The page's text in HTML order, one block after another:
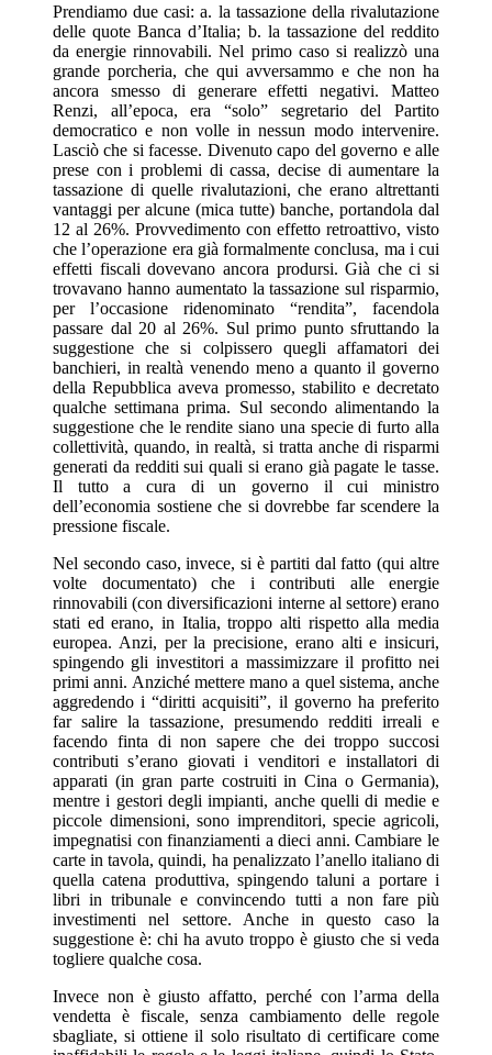
Prendiamo due casi: a. la tassazione della rivalutazione
delle quote Banca d’Italia; b. la tassazione del reddito
da energie rinnovabili. Nel primo caso si realizzò una
grande porcheria, che qui avversammo e che non ha
ancora smesso di generare effetti negativi. Matteo
Renzi, all’epoca, era “solo” segretario del Partito
democratico e non volle in nessun modo intervenire.
Lasciò che si facesse. Divenuto capo del governo e alle
prese con i problemi di cassa, decise di aumentare la
tassazione di quelle rivalutazioni, che erano altrettanti
vantaggi per alcune (mica tutte) banche, portandola dal
12 al 26%. Provvedimento con effetto retroattivo, visto
che l’operazione era già formalmente conclusa, ma i cui
effetti fiscali dovevano ancora prodursi. Già che ci si
trovavano hanno aumentato la tassazione sul risparmio,
per l’occasione ridenominato “rendita”, facendola
passare dal 20 al 26%. Sul primo punto sfruttando la
suggestione che si colpissero quegli affamatori dei
banchieri, in realtà venendo meno a quanto il governo
della Repubblica aveva promesso, stabilito e decretato
qualche settimana prima. Sul secondo alimentando la
suggestione che le rendite siano una specie di furto alla
collettività, quando, in realtà, si tratta anche di risparmi
generati da redditi sui quali si erano già pagate le tasse.
Il tutto a cura di un governo il cui ministro
dell’economia sostiene che si dovrebbe far scendere la
pressione fiscale.
Nel secondo caso, invece, si è partiti dal fatto (qui altre
volte documentato) che i contributi alle energie
rinnovabili (con diversificazioni interne al settore) erano
stati ed erano, in Italia, troppo alti rispetto alla media
europea. Anzi, per la precisione, erano alti e insicuri,
spingendo gli investitori a massimizzare il profitto nei
primi anni. Anziché mettere mano a quel sistema, anche
aggredendo i “diritti acquisiti”, il governo ha preferito
far salire la tassazione, presumendo redditi irreali e
facendo finta di non sapere che dei troppo succosi
contributi s’erano giovati i venditori e installatori di
apparati (in gran parte costruiti in Cina o Germania),
mentre i gestori degli impianti, anche quelli di medie e
piccole dimensioni, sono imprenditori, specie agricoli,
impegnatisi con finanziamenti a dieci anni. Cambiare le
carte in tavola, quindi, ha penalizzato l’anello italiano di
quella catena produttiva, spingendo taluni a portare i
libri in tribunale e convincendo tutti a non fare più
investimenti nel settore. Anche in questo caso la
suggestione è: chi ha avuto troppo è giusto che si veda
togliere qualche cosa.
Invece non è giusto affatto, perché con l’arma della
vendetta è fiscale, senza cambiamento delle regole
sbagliate, si ottiene il solo risultato di certificare come